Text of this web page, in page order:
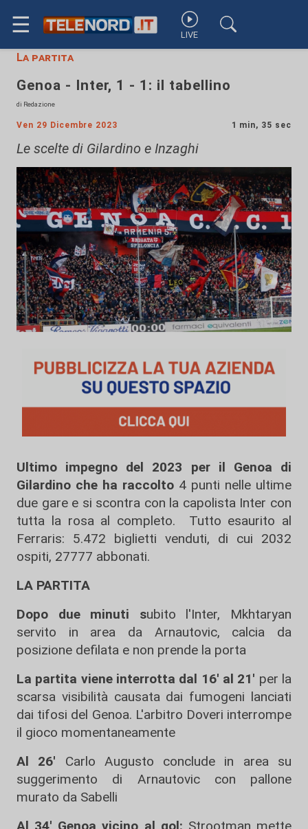
☰ LIVE
La partita
Genoa - Inter, 1 - 1: il tabellino
di Redazione
Ven 29 Dicembre 2023 1 min, 35 sec
Le scelte di Gilardino e Inzaghi
Ultimo impegno del 2023 per il Genoa di
Gilardino che ha raccolto 4 punti nelle ultime
due gare e si scontra con la capolista Inter con
tutta la rosa al completo. Tutto esaurito al
Ferraris: 5.472 biglietti venduti, di cui 2032
ospiti, 27777 abbonati.
LA PARTITA
Dopo due minuti subito l'Inter, Mkhtaryan
servito in area da Arnautovic, calcia da
posizione defilata e non prende la porta
La partita viene interrotta dal 16' al 21' per la
scarsa visibilità causata dai fumogeni lanciati
dai tifosi del Genoa. L'arbitro Doveri interrompe
il gioco momentaneamente
Al 26' Carlo Augusto conclude in area su
suggerimento di Arnautovic con pallone
murato da Sabelli